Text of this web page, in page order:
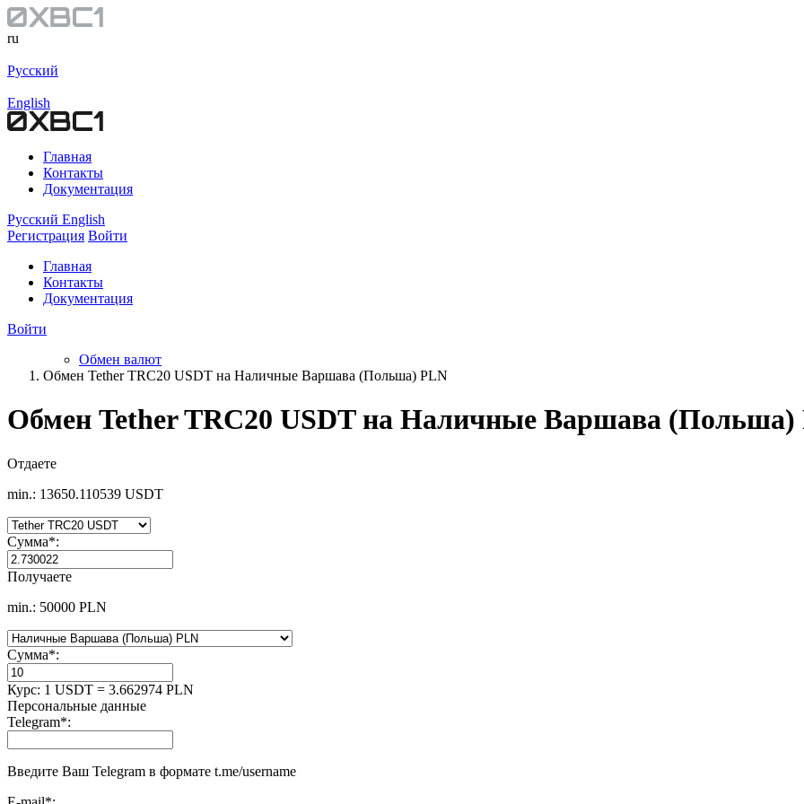
ru
Русский
English
Главная
Контакты
Документация
Русский English
Регистрация Войти
Главная
Контакты
Документация
Войти
Обмен валют
Обмен Tether TRC20 USDT на Наличные Варшава (Польша) PLN
Обмен Tether TRC20 USDT на Наличные Варшава (Польша)
Отдаете
min.: 13650.110539 USDT
Сумма*:
Получаете
min.: 50000 PLN
Сумма*:
Курс: 1 USDT = 3.662974 PLN
Персональные данные
Telegram*:
Введите Ваш Telegram в формате t.me/username